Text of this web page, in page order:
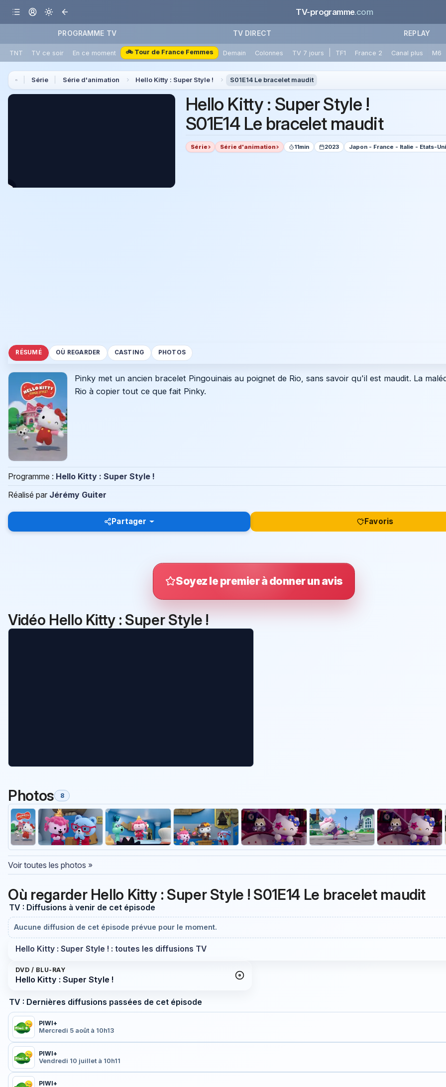
TV-programme.com
PROGRAMME TV TV DIRECT REPLAY
TNT TV ce soir En ce moment 🚲 Tour de France Femmes Demain Colonnes TV 7 jours TF1 France 2 Canal plus M6
Série Série d'animation Hello Kitty : Super Style ! S01E14 Le bracelet maudit
Hello Kitty : Super Style !
S01E14 Le bracelet maudit
Série Série d'animation 11min 2023 Japon - France - Italie - Etats-
RÉSUMÉ OÙ REGARDER CASTING PHOTOS
Pinky met un ancien bracelet Pingouinais au poignet de Rio, sans savoir qu'il est maudit. La
Rio à copier tout ce que fait Pinky.
Programme : Hello Kitty : Super Style !
Réalisé par Jérémy Guiter
Partager Favoris
Soyez le premier à donner un avis
Vidéo Hello Kitty : Super Style !
Photos 8
Voir toutes les photos »
Où regarder Hello Kitty : Super Style ! S01E14 Le bracelet maudit
TV : Diffusions à venir de cet épisode
Aucune diffusion de cet épisode prévue pour le moment.
Hello Kitty : Super Style ! : toutes les diffusions TV
DVD / BLU-RAY
Hello Kitty : Super Style !
TV : Dernières diffusions passées de cet épisode
PIWI+
Mercredi 5 août à 10h13
PIWI+
Vendredi 10 juillet à 10h11
PIWI+